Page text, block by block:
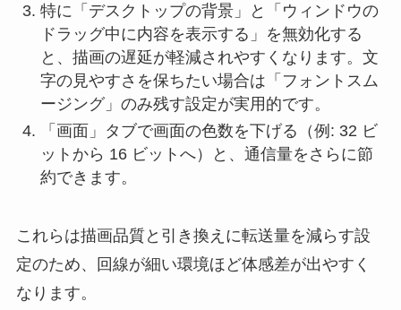
特に「デスクトップの背景」と「ウィンドウの
ドラッグ中に内容を表示する」を無効化する
と、描画の遅延が軽減されやすくなります。文
字の見やすさを保ちたい場合は「フォントスム
ージング」のみ残す設定が実用的です。
「画面」タブで画面の色数を下げる（例: 32 ビ
ットから 16 ビットへ）と、通信量をさらに節
約できます。
これらは描画品質と引き換えに転送量を減らす設
定のため、回線が細い環境ほど体感差が出やすく
なります。